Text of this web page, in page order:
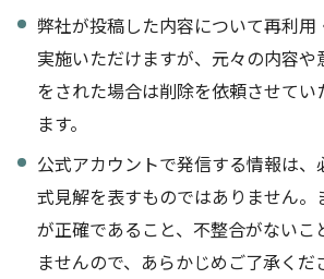
弊社が投稿した内容について再利用
実施いただけますが、元々の内容や
をされた場合は削除を依頼させてい
ます。
公式アカウントで発信する情報は、
式見解を表すものではありません。
が正確であること、不整合がないこ
ませんので、あらかじめご了承くだ